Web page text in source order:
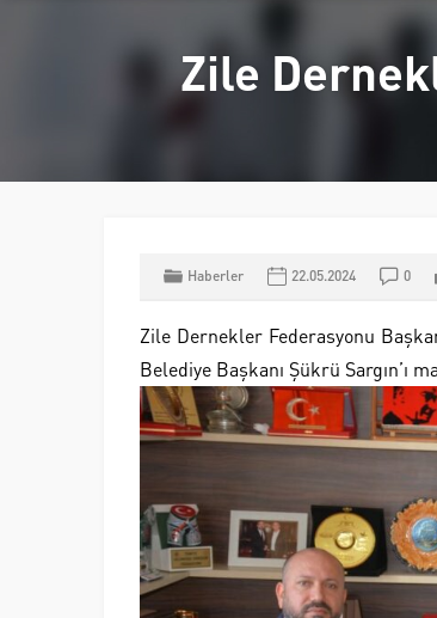
Zile
Haberler 22.05.2024 0
Zile Dernekler Federasyonu
Belediye Başkanı Şükrü Sargın’ı